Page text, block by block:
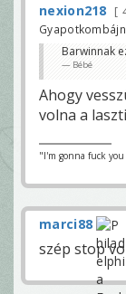
nexion218
Barwinnak
Bébé
Ahogy
volna a
"I'm gonna fuck
marci88
szép stop